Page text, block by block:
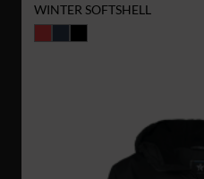
WINTER SOFTSHELL